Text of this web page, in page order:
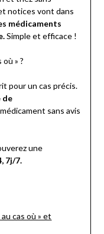
notices vont dans
médicaments
Simple et efficace !
» ?
pour un cas précis.
de
sans avis
une
7j/7.
cas où » et